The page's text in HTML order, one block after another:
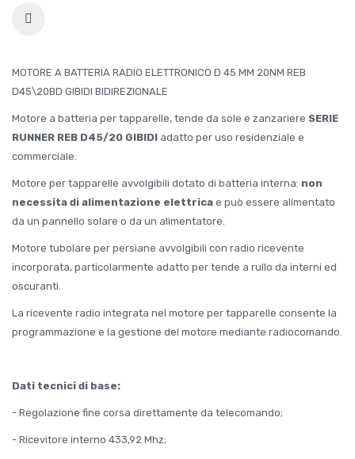
MOTORE A BATTERIA RADIO ELETTRONICO D 45 MM 20NM REB
D45\20BD GIBIDI BIDIREZIONALE
Motore a batteria per tapparelle, tende da sole e zanzariere SERIE
RUNNER REB D45/20 GIBIDI adatto per uso residenziale e
commerciale.
Motore per tapparelle avvolgibili dotato di batteria interna: non
necessita di alimentazione elettrica e può essere alimentato
da un pannello solare o da un alimentatore.
Motore tubolare per persiane avvolgibili con radio ricevente
incorporata, particolarmente adatto per tende a rullo da interni ed
oscuranti.
La ricevente radio integrata nel motore per tapparelle consente la
programmazione e la gestione del motore mediante radiocomando.
Dati tecnici di base:
- Regolazione fine corsa direttamente da telecomando;
- Ricevitore interno 433,92 Mhz;